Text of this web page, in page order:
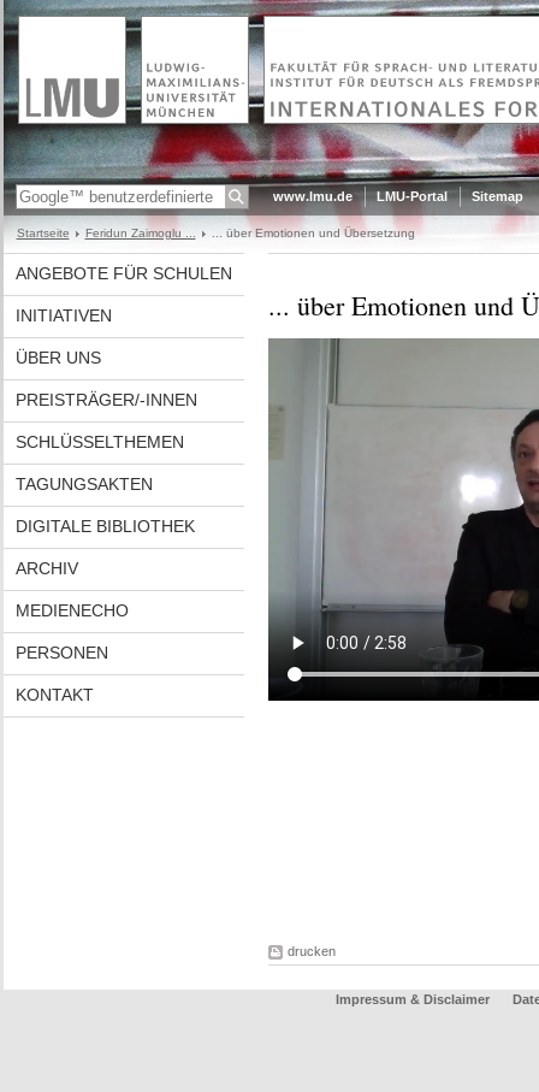
www.lmu.de LMU-Portal Sitemap
Startseite Feridun Zaimoglu ... ... über Emotionen und Übersetzung
ANGEBOTE FÜR SCHULEN
INITIATIVEN
ÜBER UNS
PREISTRÄGER/-INNEN
SCHLÜSSELTHEMEN
TAGUNGSAKTEN
DIGITALE BIBLIOTHEK
ARCHIV
MEDIENECHO
PERSONEN
KONTAKT
... über Emotionen und
drucken
Impressum & Disclaimer